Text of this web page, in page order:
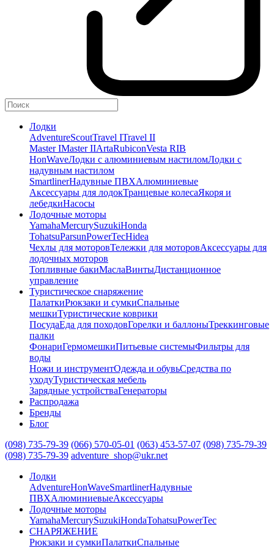
Лодки
AdventureScoutTravel ITravel II
Master IMaster IIArtaRubiconVesta RIB
HonWaveЛодки с алюминиевым настиломЛодки с
надувным настилом
SmartlinerНадувные ПВХАлюминиевые
Аксессуары для лодокТранцевые колесаЯкоря и
лебедкиНасосы
Лодочные моторы
YamahaMercurySuzukiHonda
TohatsuParsunPowerTecHidea
Чехлы для моторовТележки для моторовАксессуары для
лодочных моторов
Топливные бакиМаслаВинтыДистанционное
управление
Туристическое снаряжение
ПалаткиРюкзаки и сумкиСпальные
мешкиТуристические коврики
ПосудаЕда для походовГорелки и баллоныТреккинговые
палки
ФонариГермомешкиПитьевые системыФильтры для
воды
Ножи и инструментОдежда и обувьСредства по
уходуТуристическая мебель
Зарядные устройстваГенераторы
Распродажа
Бренды
Блог
(098) 735-79-39 (066) 570-05-01 (063) 453-57-07 (098) 735-79-39
(098) 735-79-39 adventure_shop@ukr.net
Лодки
AdventureHonWaveSmartlinerНадувные
ПВХАлюминиевыеАксессуары
Лодочные моторы
YamahaMercurySuzukiHondaTohatsuPowerTec
СНАРЯЖЕНИЕ
Рюкзаки и сумкиПалаткиСпальные